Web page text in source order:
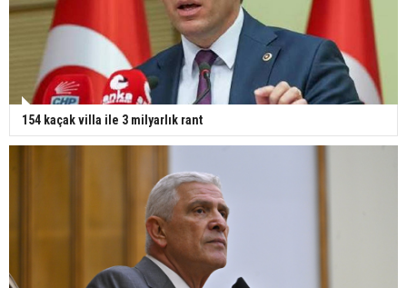
154 kaçak villa ile 3 milyarlık rant